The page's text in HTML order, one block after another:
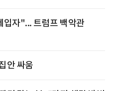
입자"... 트럼프 백악관
안 싸움